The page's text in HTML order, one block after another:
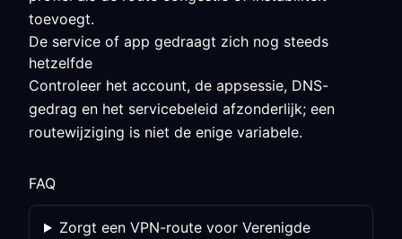
toevoegt.
De service of app gedraagt zich nog steeds
hetzelfde
Controleer het account, de appsessie, DNS-
gedrag en het servicebeleid afzonderlijk; een
routewijziging is niet de enige variabele.
FAQ
Zorgt een VPN-route voor Verenigde